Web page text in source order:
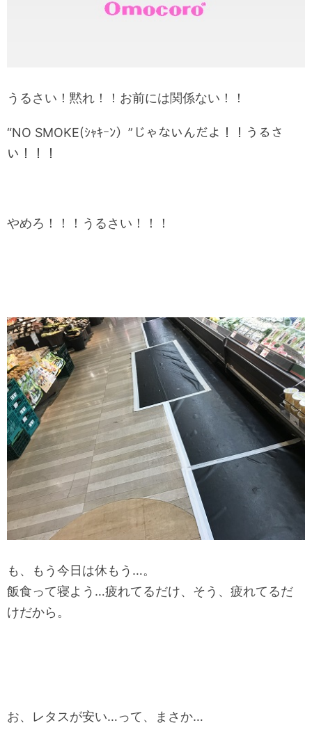
うるさい！黙れ！！お前には関係ない！！
“NO SMOKE(ｼｬｷｰﾝ）”じゃないんだよ！！うるさ
い！！！
やめろ！！！うるさい！！！
も、もう今日は休もう…。
飯食って寝よう…疲れてるだけ、そう、疲れてるだ
けだから。
お、レタスが安い…って、まさか…